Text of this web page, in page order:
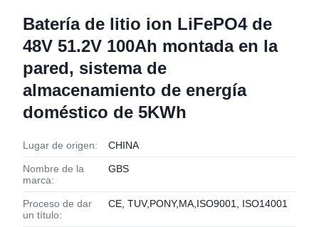
Batería de litio ion LiFePO4 de
48V 51.2V 100Ah montada en la
pared, sistema de
almacenamiento de energía
doméstico de 5KWh
Lugar de origen: CHINA
Nombre de la
marca:
GBS
Proceso de dar
un título:
CE, TUV,PONY,MA,ISO9001, ISO14001